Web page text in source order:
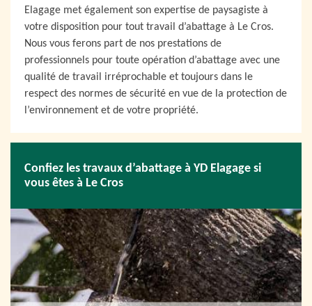
Elagage met également son expertise de paysagiste à
votre disposition pour tout travail d’abattage à Le Cros.
Nous vous ferons part de nos prestations de
professionnels pour toute opération d’abattage avec une
qualité de travail irréprochable et toujours dans le
respect des normes de sécurité en vue de la protection de
l’environnement et de votre propriété.
Confiez les travaux d’abattage à YD Elagage si
vous êtes à Le Cros